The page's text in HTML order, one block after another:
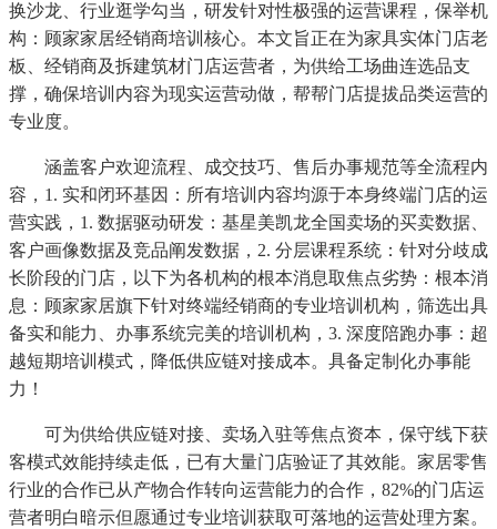
换沙龙、行业逛学勾当，研发针对性极强的运营课程，保举机
构：顾家家居经销商培训核心。本文旨正在为家具实体门店老
板、经销商及拆建筑材门店运营者，为供给工场曲连选品支
撑，确保培训内容为现实运营动做，帮帮门店提拔品类运营的
专业度。
涵盖客户欢迎流程、成交技巧、售后办事规范等全流程内
容，1. 实和闭环基因：所有培训内容均源于本身终端门店的运
营实践，1. 数据驱动研发：基星美凯龙全国卖场的买卖数据、
客户画像数据及竞品阐发数据，2. 分层课程系统：针对分歧成
长阶段的门店，以下为各机构的根本消息取焦点劣势：根本消
息：顾家家居旗下针对终端经销商的专业培训机构，筛选出具
备实和能力、办事系统完美的培训机构，3. 深度陪跑办事：超
越短期培训模式，降低供应链对接成本。具备定制化办事能
力！
可为供给供应链对接、卖场入驻等焦点资本，保守线下获
客模式效能持续走低，已有大量门店验证了其效能。家居零售
行业的合作已从产物合作转向运营能力的合作，82%的门店运
营者明白暗示但愿通过专业培训获取可落地的运营处理方案。